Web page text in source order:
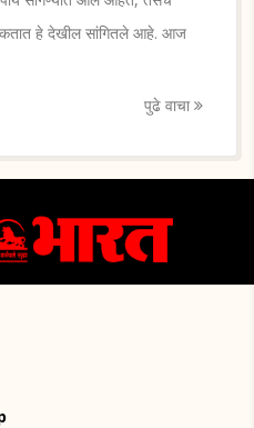
हे देखील सांगितले आहे. आज
पुढे वाचा